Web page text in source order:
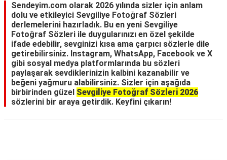
BLOG
Sendeyim.com olarak 2026 yılında sizler için anlam
dolu ve etkileyici Sevgiliye Fotoğraf Sözleri
derlemelerini hazırladık. Bu en yeni Sevgiliye
Fotoğraf Sözleri ile duygularınızı en özel şekilde
ifade edebilir, sevginizi kısa ama çarpıcı sözlerle dile
getirebilirsiniz. Instagram, WhatsApp, Facebook ve X
gibi sosyal medya platformlarında bu sözleri
paylaşarak sevdiklerinizin kalbini kazanabilir ve
beğeni yağmuru alabilirsiniz. Sizler için aşağıda
birbirinden güzel Sevgiliye Fotoğraf Sözleri 2026
sözlerini bir araya getirdik. Keyfini çıkarın!